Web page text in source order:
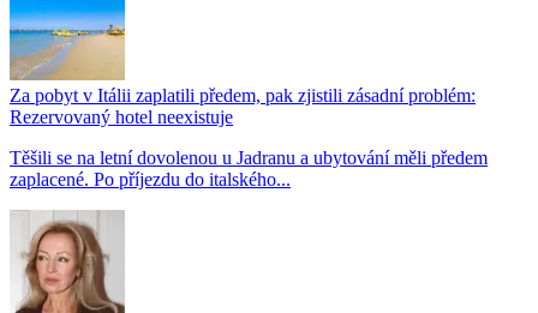
Za pobyt v Itálii zaplatili předem, pak zjistili zásadní problém:
Rezervovaný hotel neexistuje
Těšili se na letní dovolenou u Jadranu a ubytování měli předem
zaplacené. Po příjezdu do italského...